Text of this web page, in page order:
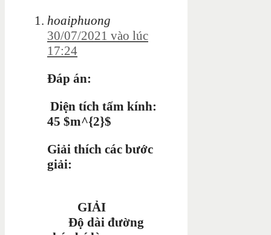
hoaiphuong
30/07/2021 vào lúc
17:24
Đáp án:
Diện tích tấm kính:
45 $m^{2}$
Giải thích các bước
giải:
GIẢI
Độ dài đường